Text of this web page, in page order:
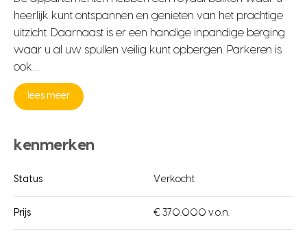
heerlijk kunt ontspannen en genieten van het prachtige
uitzicht. Daarnaast is er een handige inpandige berging
waar u al uw spullen veilig kunt opbergen. Parkeren is
ook…
lees meer
kenmerken
Status Verkocht
Prijs € 370.000 v.o.n.